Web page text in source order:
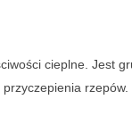
cieplne. Jest
rzepów.